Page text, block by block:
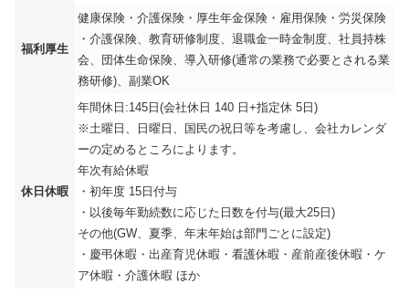
福利厚生
健康保険・介護保険・厚生年金保険・雇用保険・労災保険
・介護保険、教育研修制度、退職金一時金制度、社員持株
会、団体生命保険、導入研修(通常の業務で必要とされる業
務研修)、副業OK
休日休暇
年間休日:145日(会社休日 140 日+指定休 5日)
※土曜日、日曜日、国民の祝日等を考慮し、会社カレンダ
ーの定めるところによります。
年次有給休暇
・初年度 15日付与
・以後毎年勤続数に応じた日数を付与(最大25日)
その他(GW、夏季、年末年始は部門ごとに設定)
・慶弔休暇・出産育児休暇・看護休暇・産前産後休暇・ケ
ア休暇・介護休暇 ほか